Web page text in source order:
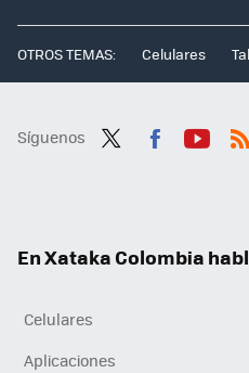
OTROS TEMAS: Celulares
Síguenos
En Xataka Colombia
Celulares
Aplicaciones